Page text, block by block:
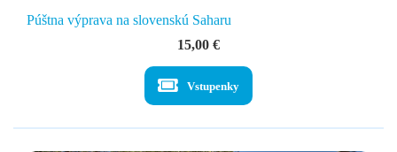
Púštna výprava na slovenskú Saharu
15,00 €
Vstupenky